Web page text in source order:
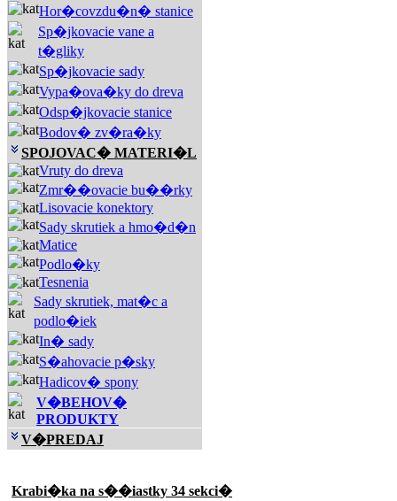
Hor�covzdu�n� stanice
Sp�jkovacie vane a
t�gliky
Sp�jkovacie sady
Vypa�ova�ky do dreva
Odsp�jkovacie stanice
Bodov� zv�ra�ky
SPOJOVAC� MATERI�L
Vruty do dreva
Zmr��ovacie bu��rky
Lisovacie konektory
Sady skrutiek a hmo�d�n
Matice
Podlo�ky
Tesnenia
Sady skrutiek, mat�c a
podlo�iek
In� sady
S�ahovacie p�sky
Hadicov� spony
V�BEHOV�
PRODUKTY
V�PREDAJ
Krabi�ka na s��iastky 34 sekci�